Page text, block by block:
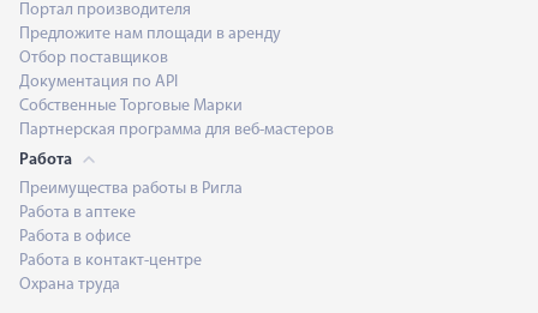
Портал производителя
Предложите нам площади в аренду
Отбор поставщиков
Документация по API
Собственные Торговые Марки
Партнерская программа для веб-мастеров
Работа
Преимущества работы в Ригла
Работа в аптеке
Работа в офисе
Работа в контакт-центре
Охрана труда